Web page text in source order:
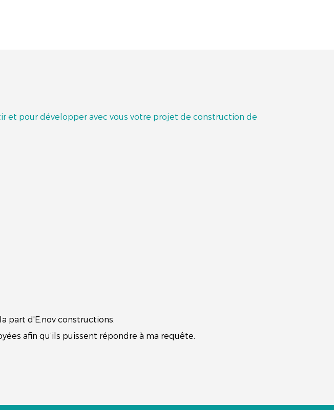
et pour développer avec vous votre projet de construction de
part d'E.nov constructions.
afin qu’ils puissent répondre à ma requête.